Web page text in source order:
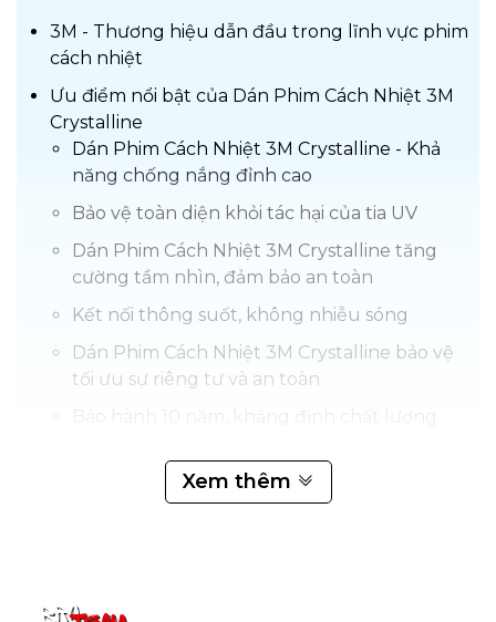
3M - Thương hiệu dẫn đầu trong lĩnh vực phim
cách nhiệt
Ưu điểm nổi bật của Dán Phim Cách Nhiệt 3M
Crystalline
Dán Phim Cách Nhiệt 3M Crystalline - Khả
năng chống nắng đỉnh cao
Bảo vệ toàn diện khỏi tác hại của tia UV
Dán Phim Cách Nhiệt 3M Crystalline tăng
cường tầm nhìn, đảm bảo an toàn
Kết nối thông suốt, không nhiễu sóng
Dán Phim Cách Nhiệt 3M Crystalline bảo vệ
tối ưu sự riêng tư và an toàn
Mới Nhất (Cập Nhật 2024)
nhiệt Ô tô 3M
Xem thêm